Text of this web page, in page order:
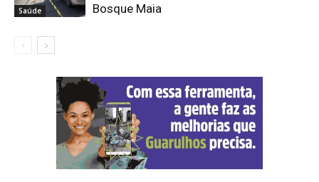
Saúde
Bosque Maia